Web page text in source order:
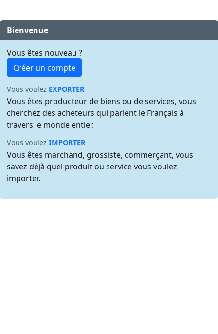
Bienvenue
Vous êtes nouveau ?
Créer un compte
Vous voulez EXPORTER
Vous êtes producteur de biens ou de services, vous
cherchez des acheteurs qui parlent le Français à
travers le monde entier.
Vous voulezIMPORTER
Vous êtes marchand, grossiste, commerçant, vous
savez déjà quel produit ou service vous voulez
importer.